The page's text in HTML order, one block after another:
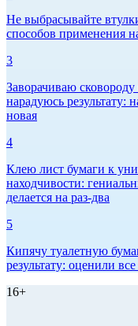
Не выбрасывайте
способов применения
3
Заворачиваю
нарадуюсь результату:
новая
4
Клею лист бумаги к
находчивости:
делается на раз-два
5
Кипячу туалетную
результату: оценили
16+